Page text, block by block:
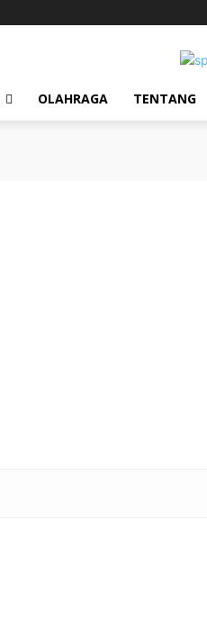
OLAHRAGA TENTANG